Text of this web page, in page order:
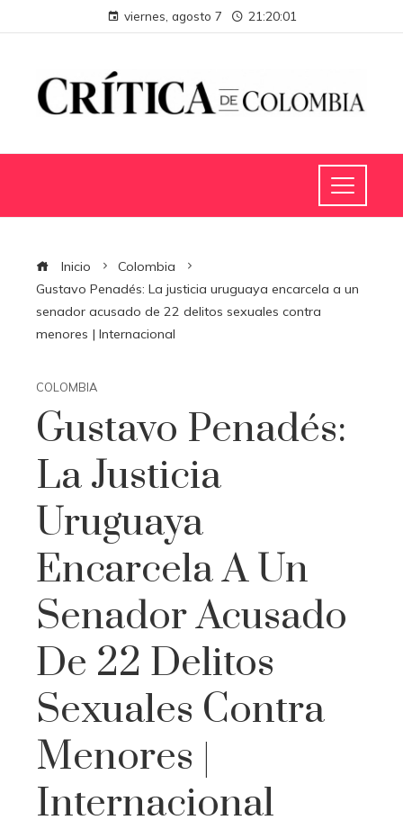
viernes, agosto 7 21:20:02
Inicio
Colombia
Gustavo Penadés: La justicia uruguaya encarcela a un
senador acusado de 22 delitos sexuales contra
menores | Internacional
COLOMBIA
Gustavo Penadés:
La Justicia
Uruguaya
Encarcela A Un
Senador Acusado
De 22 Delitos
Sexuales Contra
Menores |
Internacional